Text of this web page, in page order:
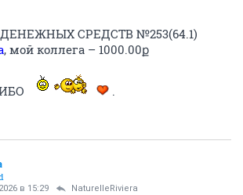
СРЕДСТВ №253(64.1)
, мой коллега – 1000.00ք
.
в 15:29 NaturelleRiviera